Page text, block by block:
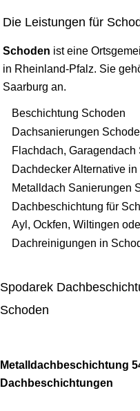
Die Leistungen für
Schoden ist eine
in Rheinland-Pfalz. Sie
Saarburg an.
Beschichtung Schoden
Dachsanierungen
Flachdach,
Dachdecker Alternative
Metalldach Sanierungen
Dachbeschichtung für
Ayl, Ockfen, Wiltingen
Dachreinigungen in
Spodarek
Schoden
Metalldachbeschichtung
Dachbeschichtungen